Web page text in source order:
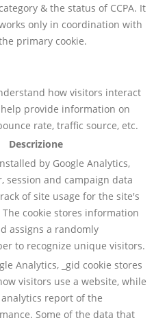
category & the status of CCPA. It
only in coordination with
primary cookie.
how visitors interact
provide information on
rate, traffic source, etc.
Descrizione
by Google Analytics,
session and campaign data
of site usage for the site's
cookie stores information
assigns a randomly
to recognize unique visitors.
Analytics, _gid cookie stores
visitors use a website, while
report of the
Some of the data that